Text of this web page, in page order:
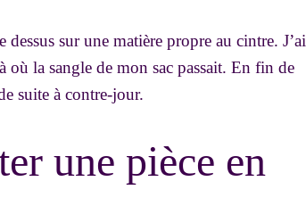
sur une matière propre au cintre. J’ai
où la sangle de mon sac passait. En fin de
suite à contre-jour.
une pièce en